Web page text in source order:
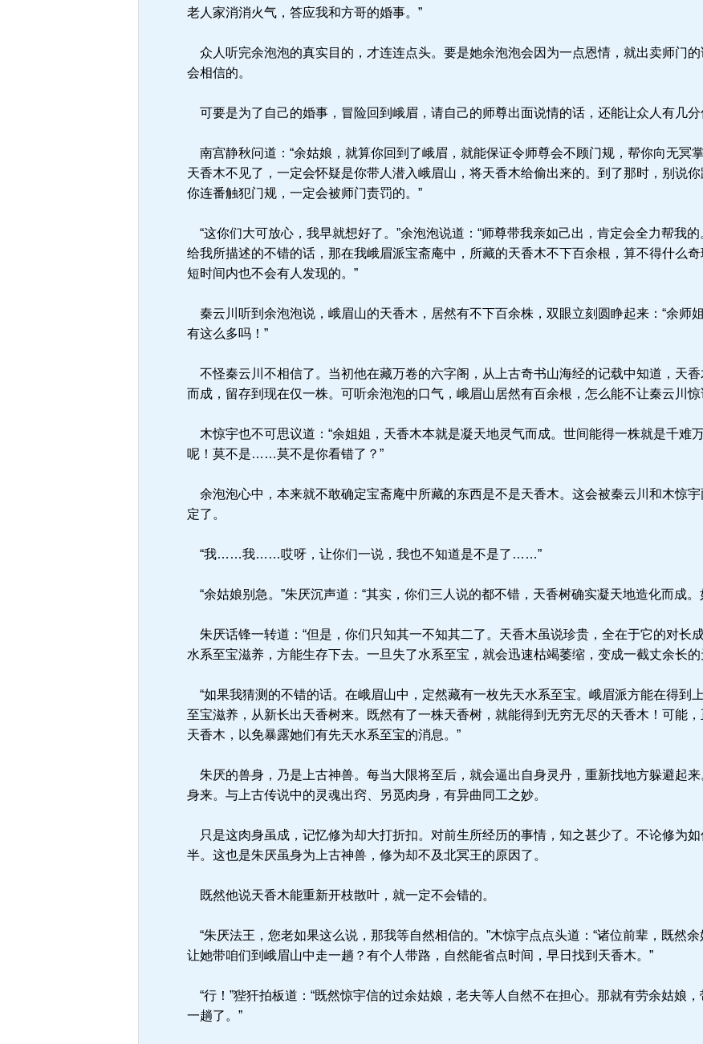
老人家消消火气，答应我和方哥的婚事。”
众人听完余泡泡的真实目的，才连连点头。要是她余泡泡会因为一点恩情，就出卖师门
会相信的。
可要是为了自己的婚事，冒险回到峨眉，请自己的师尊出面说情的话，还能让众人有几分
南宫静秋问道：“余姑娘，就算你回到了峨眉，就能保证令师尊会不顾门规，帮你向无冥
天香木不见了，一定会怀疑是你带人潜入峨眉山，将天香木给偷出来的。到了那时，别说
你连番触犯门规，一定会被师门责罚的。”
“这你们大可放心，我早就想好了。”余泡泡说道：“师尊带我亲如己出，肯定会全力帮我
给我所描述的不错的话，那在我峨眉派宝斋庵中，所藏的天香木不下百余根，算不得什么奇
短时间内也不会有人发现的。”
秦云川听到余泡泡说，峨眉山的天香木，居然有不下百余株，双眼立刻圆睁起来：“余师
有这么多吗！”
不怪秦云川不相信了。当初他在藏万卷的六字阁，从上古奇书山海经的记载中知道，天
而成，留存到现在仅一株。可听余泡泡的口气，峨眉山居然有百余根，怎么能不让秦云川惊
木惊宇也不可思议道：“余姐姐，天香木本就是凝天地灵气而成。世间能得一株就是千难
呢！莫不是……莫不是你看错了？”
余泡泡心中，本来就不敢确定宝斋庵中所藏的东西是不是天香木。这会被秦云川和木惊
定了。
“我……我……哎呀，让你们一说，我也不知道是不是了……”
“余姑娘别急。”朱厌沉声道：“其实，你们三人说的都不错，天香树确实凝天地造化而成
朱厌话锋一转道：“但是，你们只知其一不知其二了。天香木虽说珍贵，全在于它的对长
水系至宝滋养，方能生存下去。一旦失了水系至宝，就会迅速枯竭萎缩，变成一截丈余长的
“如果我猜测的不错的话。在峨眉山中，定然藏有一枚先天水系至宝。峨眉派方能在得到
至宝滋养，从新长出天香树来。既然有了一株天香树，就能得到无穷无尽的天香木！可能
天香木，以免暴露她们有先天水系至宝的消息。”
朱厌的兽身，乃是上古神兽。每当大限将至后，就会逼出自身灵丹，重新找地方躲避起
身来。与上古传说中的灵魂出窍、另觅肉身，有异曲同工之妙。
只是这肉身虽成，记忆修为却大打折扣。对前生所经历的事情，知之甚少了。不论修为
半。这也是朱厌虽身为上古神兽，修为却不及北冥王的原因了。
既然他说天香木能重新开枝散叶，就一定不会错的。
“朱厌法王，您老如果这么说，那我等自然相信的。”木惊宇点点头道：“诸位前辈，既然
让她带咱们到峨眉山中走一趟？有个人带路，自然能省点时间，早日找到天香木。”
“行！”狴犴拍板道：“既然惊宇信的过余姑娘，老夫等人自然不在担心。那就有劳余姑娘
一趟了。”